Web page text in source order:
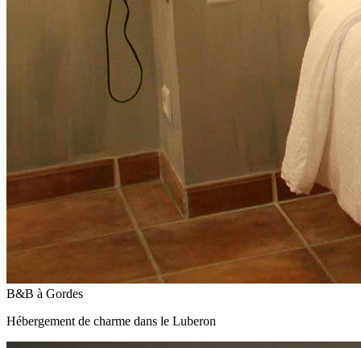
B&B à Gordes
Hébergement de charme dans le Luberon